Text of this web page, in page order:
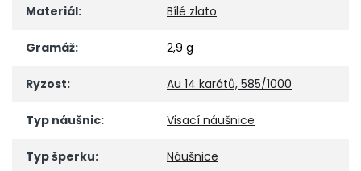
Materiál: Bílé zlato
Gramáž: 2,9 g
Ryzost: Au 14 karátů, 585/1000
Typ náušnic: Visací náušnice
Typ šperku: Náušnice